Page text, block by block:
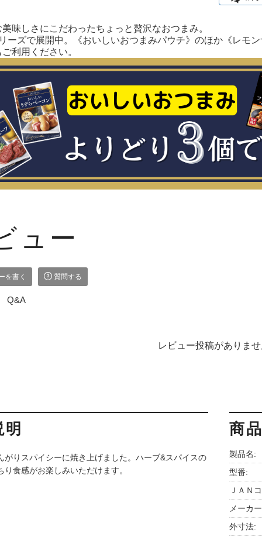
味しさにこだわったちょっと贅沢なおつまみ。
ーズで展開中。《おいしいおつまみパウチ》のほか《レモ
利用ください。
ュー
を書く 質問する
Q&A
レビュー投稿がありま
がりスパイシーに焼き上げました。ハーブ&スパイスの
り食感がお楽しみいただけます。
商
製品名:
型番:
ＪＡＮ
メーカ
外寸法: